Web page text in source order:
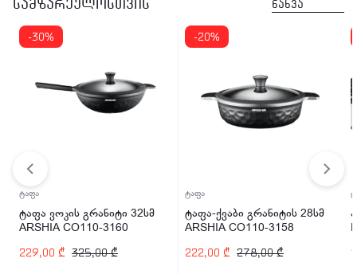
სამზარეულოსთვის ნახვა
-30%
ტაფა
ტაფა ვოკის გრანიტი 32სმ
ARSHIA CO110-3160
325,00₾
229,00 ₾
-20%
ტაფა
ტაფა-ქვაბი გრანიტის 28სმ
ARSHIA CO110-3158
278,00₾
222,00 ₾